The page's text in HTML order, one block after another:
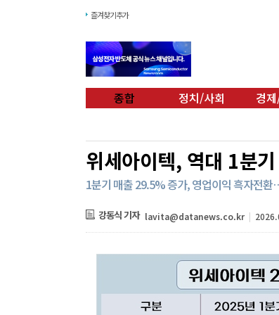
즐겨찾기추가
종합 정치/사회 경
위세아이텍, 역대 1분
1분기 매출 29.5% 증가, 영업이익 흑자전
강동식 기자 lavita@datanews.co.kr |